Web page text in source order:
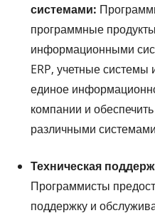
системами:
программные
информационными
ERP, учетные системы
единое
компании и
различными
Техническая
Программисты
поддержку и